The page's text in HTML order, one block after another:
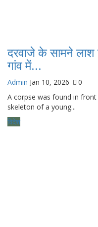
दरवाजे के सामने लाश
गांव में...
Admin Jan 10, 2026
0
A corpse was found in
skeleton of a young...
विदेश